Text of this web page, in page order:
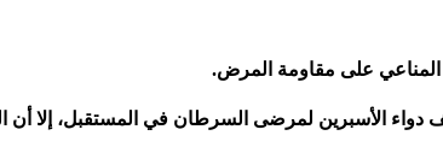
المناعي على مقاومة المرض.
دواء الأسبرين لمرضى السرطان في المستقبل، إلا أن